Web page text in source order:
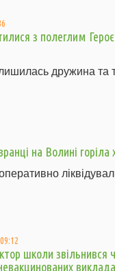
з полеглим
дружина та
на Волині
школи звільнився